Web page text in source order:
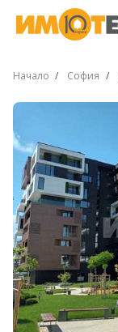
Начало София